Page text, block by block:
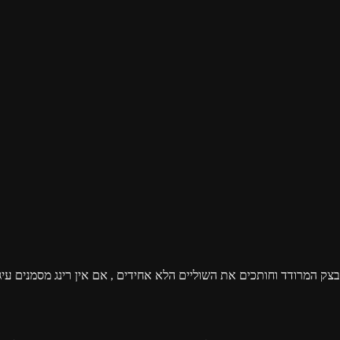
המרודד וחותכים את השוליים הלא אחידים , אם אין רינג מסמנים